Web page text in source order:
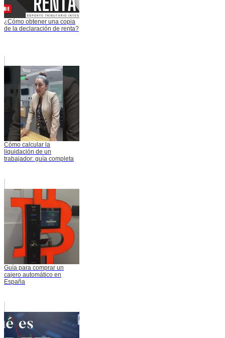
¿Cómo obtener una copia
de la declaración de renta?
Cómo calcular la
liquidación de un
trabajador: guía completa
Guía para comprar un
cajero automático en
España